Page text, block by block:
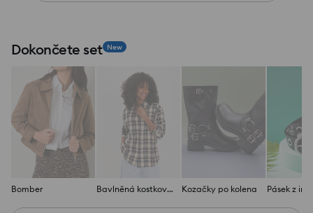
Dokončete set New
Bomber Bavlněná kostkovaná košile Kozačky po kolena